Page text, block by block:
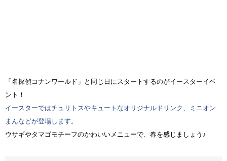
「名探偵コナンワールド」と同じ日にスタートするのがイースターイベ
ント！
イースターではチュリトスやキュートなオリジナルドリンク、ミニオン
まんなどが登場します。
ウサギやタマゴモチーフのかわいいメニューで、春を感じましょう♪